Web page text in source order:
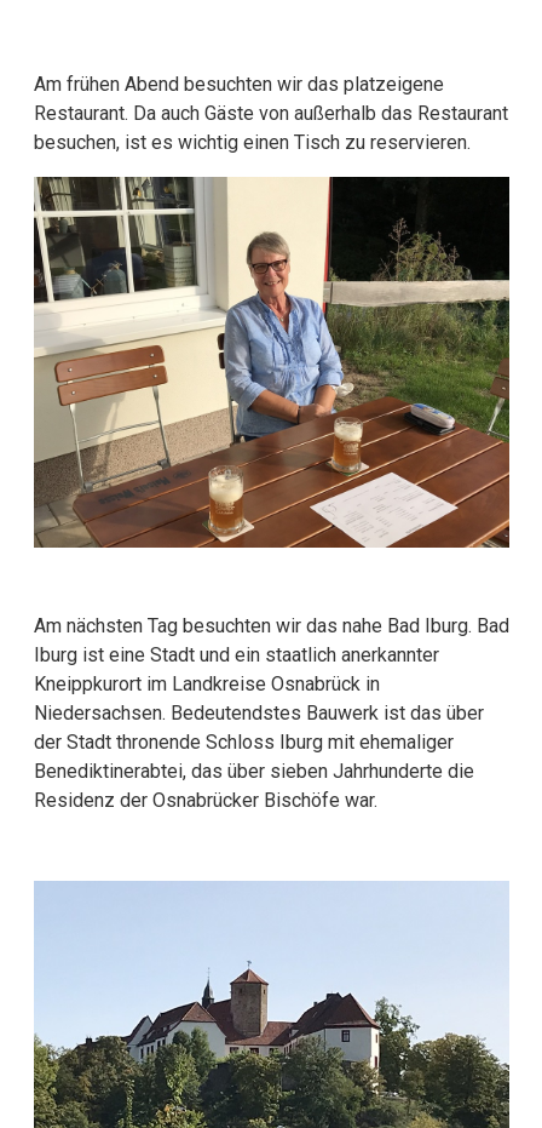
Am frühen Abend besuchten wir das platzeigene
Restaurant. Da auch Gäste von außerhalb das Restaurant
besuchen, ist es wichtig einen Tisch zu reservieren.
Am nächsten Tag besuchten wir das nahe Bad Iburg. Bad
Iburg ist eine Stadt und ein staatlich anerkannter
Kneippkurort im Landkreise Osnabrück in
Niedersachsen. Bedeutendstes Bauwerk ist das über
der Stadt thronende Schloss Iburg mit ehemaliger
Benediktinerabtei, das über sieben Jahrhunderte die
Residenz der Osnabrücker Bischöfe war.